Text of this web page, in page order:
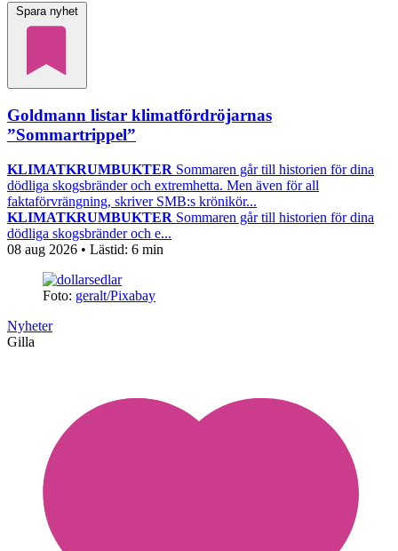
Spara nyhet
Goldmann listar klimatfördröjarnas
”Sommartrippel”
KLIMATKRUMBUKTER Sommaren går till historien för dina
dödliga skogsbränder och extremhetta. Men även för all
faktaförvrängning, skriver SMB:s krönikör...
KLIMATKRUMBUKTER Sommaren går till historien för dina
dödliga skogsbränder och e...
08 aug 2026 • Lästid: 6 min
Foto: geralt/Pixabay
Nyheter
Gilla